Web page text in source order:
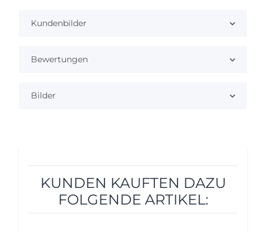
Kundenbilder
Bewertungen
Bilder
KUNDEN KAUFTEN DAZU
FOLGENDE ARTIKEL: